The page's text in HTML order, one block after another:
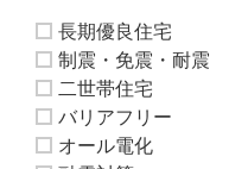
長期優良住宅
制震・免震・耐震
二世帯住宅
バリアフリー
オール電化